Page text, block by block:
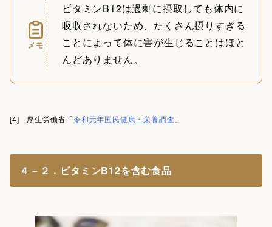
メモ
ビタミンB12は過剰に摂取しても体内に
吸収されないため、たくさん摂りすぎる
ことによって体に害が生じることはほと
んどありません。
[4] 厚生労働省「令和元年国民健康・栄養調査 」
４－２．ビタミンB12を含む食品